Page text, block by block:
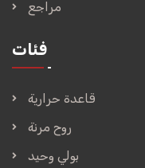
مراجع
فئات
قاعدة حرارية
روح مرنة
بولي وحيد